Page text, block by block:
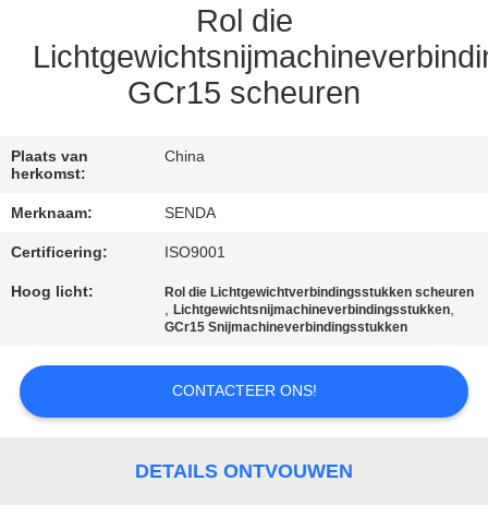
VRAAG
EEN
OFFERTE
SITEMAP
PRIVACYBELEID
Rol die
GCr15 scheuren
Plaats van
herkomst:
China
Merknaam: SENDA
Certificering: ISO9001
Hoog licht: Rol die Lichtgewichtverbindingsstukken scheuren
,Lichtgewichtsnijmachineverbindingsstukken,
GCr15 Snijmachineverbindingsstukken
CONTACTEER ONS!
DETAILS ONTVOUWEN